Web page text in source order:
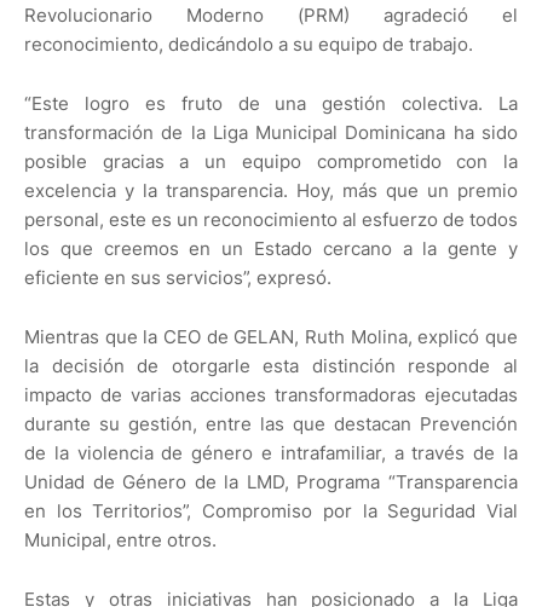
Revolucionario Moderno (PRM) agradeció el
reconocimiento, dedicándolo a su equipo de trabajo.
“Este logro es fruto de una gestión colectiva. La
transformación de la Liga Municipal Dominicana ha sido
posible gracias a un equipo comprometido con la
excelencia y la transparencia. Hoy, más que un premio
personal, este es un reconocimiento al esfuerzo de todos
los que creemos en un Estado cercano a la gente y
eficiente en sus servicios”, expresó.
Mientras que la CEO de GELAN, Ruth Molina, explicó que
la decisión de otorgarle esta distinción responde al
impacto de varias acciones transformadoras ejecutadas
durante su gestión, entre las que destacan Prevención
de la violencia de género e intrafamiliar, a través de la
Unidad de Género de la LMD, Programa “Transparencia
en los Territorios”, Compromiso por la Seguridad Vial
Municipal, entre otros.
Estas y otras iniciativas han posicionado a la Liga